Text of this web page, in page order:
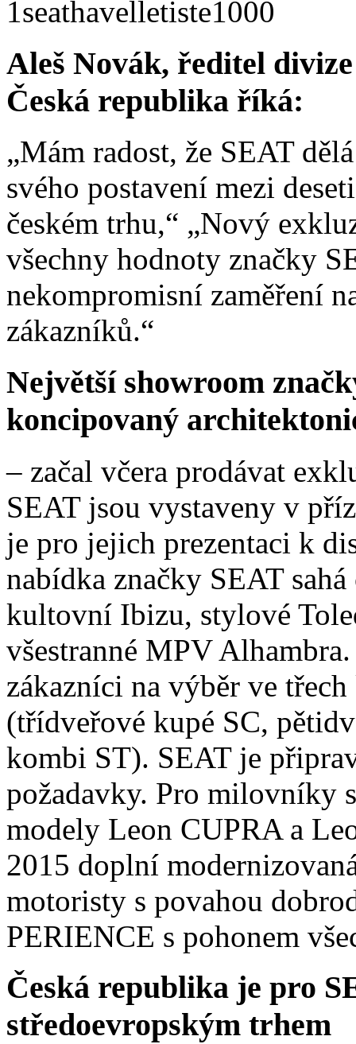
Aleš Novák, ředitel
Česká republika říká:
„Mám radost, že SEAT
svého postavení mezi
českém trhu,“ „Nový
všechny hodnoty značky
nekompromisní zaměření
zákazníků.“
Největší showroom
koncipovaný
– začal včera prodávat
SEAT jsou vystaveny v
je pro jejich prezentaci k
nabídka značky SEAT
kultovní Ibizu, stylové
všestranné MPV
zákazníci na výběr ve
(třídveřové kupé SC,
kombi ST). SEAT je
požadavky. Pro milovníky
modely Leon CUPRA a
2015 doplní
motoristy s povahou
PERIENCE s pohonem
Česká republika je pro
středoevropským trhem